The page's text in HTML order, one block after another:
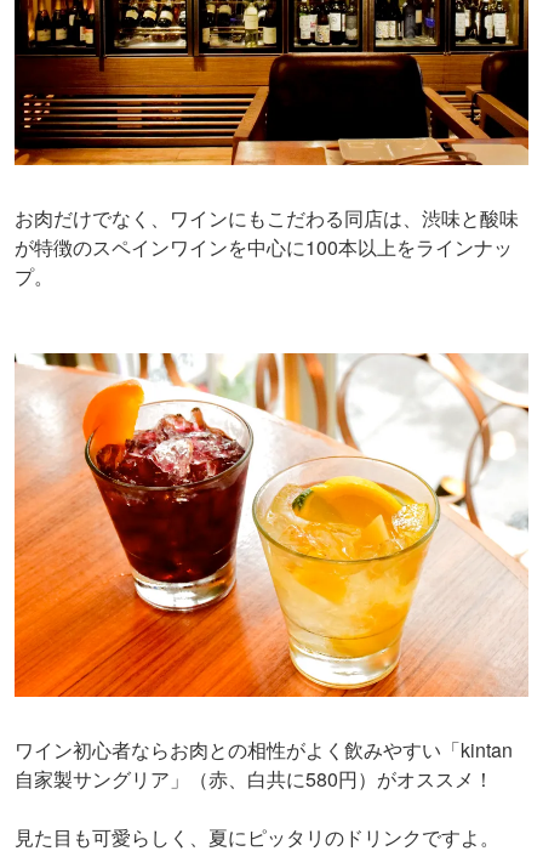
お肉だけでなく、ワインにもこだわる同店は、渋味と酸味
が特徴のスペインワインを中心に100本以上をラインナッ
プ。
ワイン初心者ならお肉との相性がよく飲みやすい「kintan
自家製サングリア」（赤、白共に580円）がオススメ！
見た目も可愛らしく、夏にピッタリのドリンクですよ。